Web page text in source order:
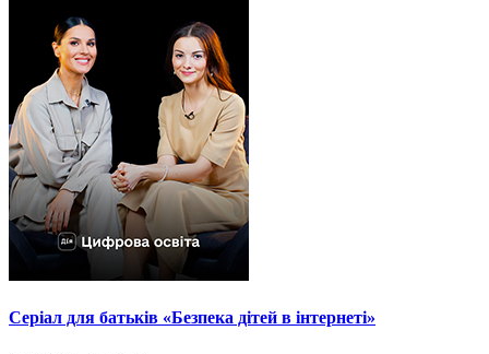
Серіал для батьків «Безпека дітей в інтернеті»